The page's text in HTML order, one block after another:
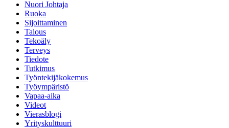
Nuori Johtaja
Ruoka
Sijoittaminen
Talous
Tekoäly
Terveys
Tiedote
Tutkimus
Työntekijäkokemus
Työympäristö
Vapaa-aika
Videot
Vierasblogi
Yrityskulttuuri